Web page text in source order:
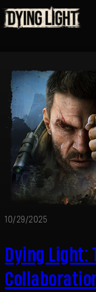
10/29/2025
Dying Light: